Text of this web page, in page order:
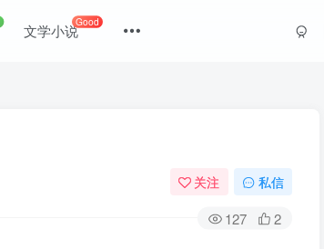
文学小说Good
关注 私信
127 2